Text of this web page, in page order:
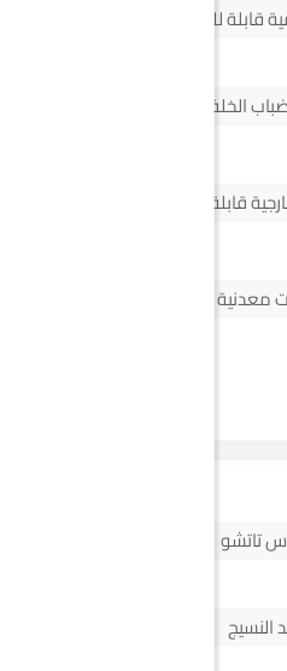
قابلة للتعديل
الخلفية
قابلة للتعديل كهربائياً
معدنية
تاتشو
النسيج